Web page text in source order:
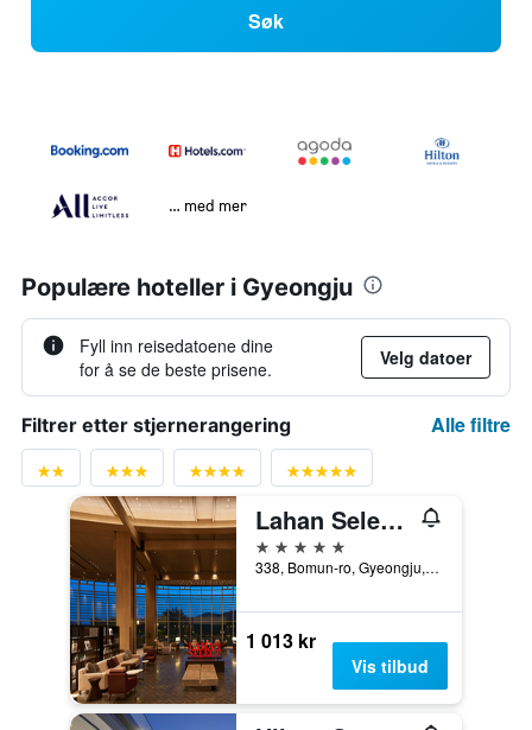
Søk
… med mer
Populære hoteller i Gyeongju
Fyll inn reisedatoene dine
for å se de beste prisene.
Velg datoer
Filtrer etter stjernerangering Alle filtre
Lahan Select Gyeongju
5 stjerner
338, Bomun-ro, Gyeongju, Sør-Korea
1 013 kr
Vis tilbud